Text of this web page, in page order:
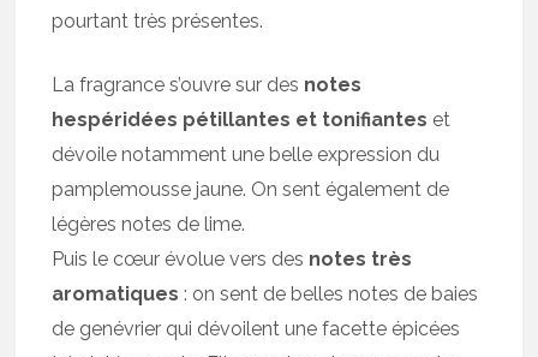
pourtant très présentes.
La fragrance s’ouvre sur des notes
hespéridées pétillantes et tonifiantes et
dévoile notamment une belle expression du
pamplemousse jaune. On sent également de
légères notes de lime.
Puis le cœur évolue vers des notes très
aromatiques : on sent de belles notes de baies
de genévrier qui dévoilent une facette épicées